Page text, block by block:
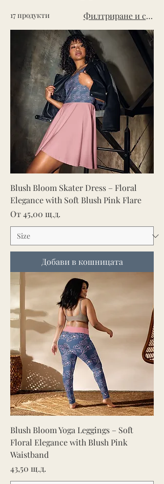
17 продукти Филтриране и
Blush Bloom Skater Dress – Floral
Elegance with Soft Blush Pink Flare
От45,00 щ.д.
Продажна цена
Добави в кошницата
Blush Bloom Yoga Leggings – Soft
Floral Elegance with Blush Pink
Waistband
Цена
43,50 щ.д.